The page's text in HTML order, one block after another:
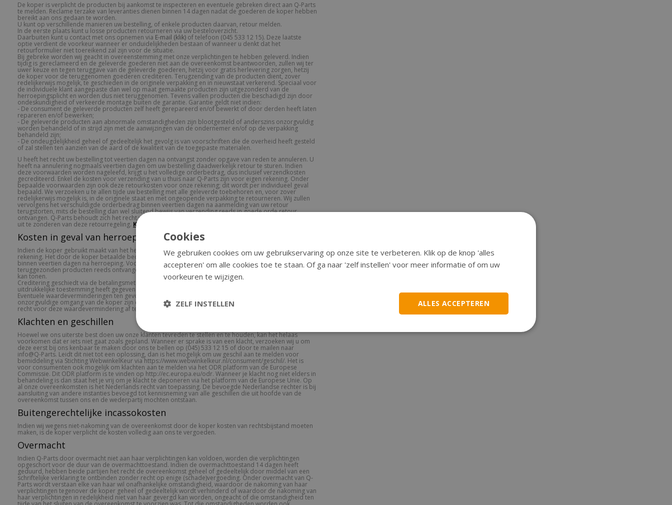
De koper is verplicht de producten bij aankomst te inspecteren en eventuele gebreken direct aan Q-Parts
te melden. Reclame terzake van leveranties dienen binnen 14 dagen nadat de goederen de koper hebben
bereikt aan ons gedaan te worden.
U kunt op verschillende manieren uw bestelling, of enkele producten daarvan, retour melden.
In de eerste plaats kunt u losse producten retourneren via uw besteloverzicht.
Daarbuiten kunt u contact met ons opnemen via E-mail (klik) of telefoon (045 533 12 15). Deze laatste
optie verdient de voorkeur wanneer er onduidelijkheden bestaan of wanneer u denkt dat het
retourformulier niet toereikend zal zijn voor de situatie.
Bij gebreke worden wij geacht in overeenstemming met onze verplichtingen te hebben geleverd. Indien
tijdig is gereclameerd en de geleverde goederen niet aan de overeenkomst beantwoorden, zullen wij ter
uwer keuze en tegen teruggave van de geleverde goederen, hetzij voor gratis herlevering zorgen, hetzij
de koper voor de teruggenomen goederen crediteren. Terugzending van de producten dient, zover
redelijkerwijs mogelijk, te geschieden in de originele verpakking en in nieuwstaat verkerend. Speciaal voor
de individuele klant aangepaste dan wel op maat gemaakte producten zijn uitgezonderd van de
herroepingsplicht en worden dus niet teruggenomen. Tevens vallen producten die beschadigd zijn door
ondeskundigheid of verkeerde montage buiten de garantie. Garantie geldt niet indien:
- De consument de geleverde producten zelf heeft gerepareerd en/of bewerkt of door derden heeft laten
repareren en/of bewerken;
- De geleverde producten aan abnormale omstandigheden zijn blootgesteld of anderszins onzorgvuldig
worden behandeld of in strijd zijn met de aanwijzingen van de ondernemer en/of op de verpakking
behandeld zijn;
- De ondeugdelijkheid geheel of gedeeltelijk het gevolg is van voorschriften die de overheid heeft gesteld
of zal stellen ten aanzien van de aard of de kwaliteit van de toegepaste materialen.
U heeft het recht uw bestelling tot veertien dagen na ontvangst zonder opgave van reden te annuleren. U
heeft na annulering nogmaals veertien dagen om uw bestelling daadwerkelijk retour te sturen. Indien
deze voorwaarden worden nageleefd, krijgt u het volledige orderbedrag, dus inclusief verzendkosten
gecrediteerd. Enkel de kosten voor verzending van u thuis naar Q-Parts zijn voor eigen rekening. Onder
bepaalde voorwaarden zijn ook deze retourkosten voor onze rekening; dit wordt per individueel geval
bepaald. We verzoeken u te allen tijde uw bestelling met alle geleverde toebehoren en, voor zover
redelijkerwijs mogelijk is, in de originele staat en met ongeopende verpakking te retourneren. Wij zullen
vervolgens het verschuldigde orderbedrag binnen veertien dagen na aanmelding van uw retour
terugstorten, mits de bestelling dan wel sluitend bewijs van verzending reeds in goede orde retour
ontvangen. Q-Parts behoudt zich het recht voor om producten die specifiek voor een klant aangepast zijn
uit te zonderen van deze retourregeling. Klik hier
Kosten in geval van herroeping:
Indien de koper gebruikt maakt van het herroepingsrecht, komen de kosten van terugzending voor zijn
rekening. Het door de koper betaalde bedrag voor de betreffende order zal worden gecrediteerd
binnen veertien dagen na herroeping. Voorwaarde hierbij is echter dat Q-Parts de door de klant
teruggezonden producten reeds ontvangen heeft, of dat de koper sluitend bewijs van de terugzending
kan tonen.
Creditering geschiedt via de betalingsmethode die door de koper is aangewend tenzij de koper
uitdrukkelijke toestemming heeft gegeven voor een andere methode.
Eventuele waardeverminderingen ten gevolge van beschadigingen, defecten en dergelijke door
onzorgvuldige omgang van de koper zijn de aansprakelijkheid van de koper. Q-Parts behoudt zich het
recht voor deze waardevermindering af te trekken van het te crediteren bedrag.
Klachten en geschillen
Hoewel we ons uiterste best doen uw onze klanten tevreden te stellen en te houden, kan het helaas
voorkomen dat er iets niet gaat zoals gepland. Wanneer er sprake is van een klacht, verzoeken wij u om
deze eerst bij ons kenbaar te maken door ons te bellen op (045) 533 12 15 of door te mailen naar
info@Q-Parts. Leidt dit niet tot een oplossing, dan is het mogelijk om uw geschil aan te melden voor
bemiddeling via Stichting WebwinkelKeur via https://www.webwinkelkeur.nl/consument/geschil/. Het is
voor consumenten ook mogelijk om klachten aan te melden via het ODR platform van de Europese
Commissie. Dit ODR platform is te vinden op http://ec.europa.eu/odr. Wanneer je klacht nog niet elders in
behandeling is dan staat het je vrij om je klacht te deponeren via het platform van de Europese Unie. Op
al onze overeenkomsten is het Nederlands recht van toepassing. De bevoegde Nederlandse rechter is bij
aansluiting van andere instanties bevoegd tot kennisneming van alle geschillen die uit hoofde van de
overeenkomst tussen ons en de wederpartij mochten ontstaan.
Buitengerechtelijke incassokosten
Indien wij wegens niet-nakoming van de overeenkomst door de koper kosten van rechtsbijstand moeten
maken, is de koper verplicht de kosten volledig aan ons te vergoeden.
Overmacht
Indien Q-Parts door overmacht niet aan haar verplichtingen kan voldoen, worden die verplichtingen
opgeschort voor de duur van de overmachttoestand. Indien de overmachttoestand 14 dagen heeft
geduurd, hebben beide partijen het recht de overeenkomst geheel of gedeeltelijk door middel van een
schriftelijke verklaring te ontbinden zonder recht op enige (schade)vergoeding. Onder overmacht van Q-
Parts wordt verstaan elke van haar wil onafhankelijke omstandigheid, waardoor de nakoming van haar
verplichtingen tegenover de koper geheel of gedeeltelijk wordt verhinderd of waardoor de nakoming van
haar verplichtingen in redelijkheid niet van haar gevergd kan worden, ongeacht of die omstandigheid ten
Cookies
We gebruiken cookies om uw gebruikservaring op onze site te verbeteren. Klik op de knop 'alles
accepteren' om alle cookies toe te staan. Of ga naar 'zelf instellen' voor meer informatie of om uw
voorkeuren te wijzigen.
ALLES ACCEPTEREN
ZELF INSTELLEN